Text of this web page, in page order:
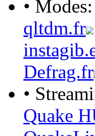
• Modes:
qltdm.fr
Defrag.fr
•
Quake